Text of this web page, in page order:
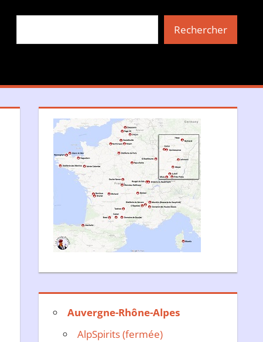
Rechercher
Auvergne-Rhône-Alpes
AlpSpirits (fermée)